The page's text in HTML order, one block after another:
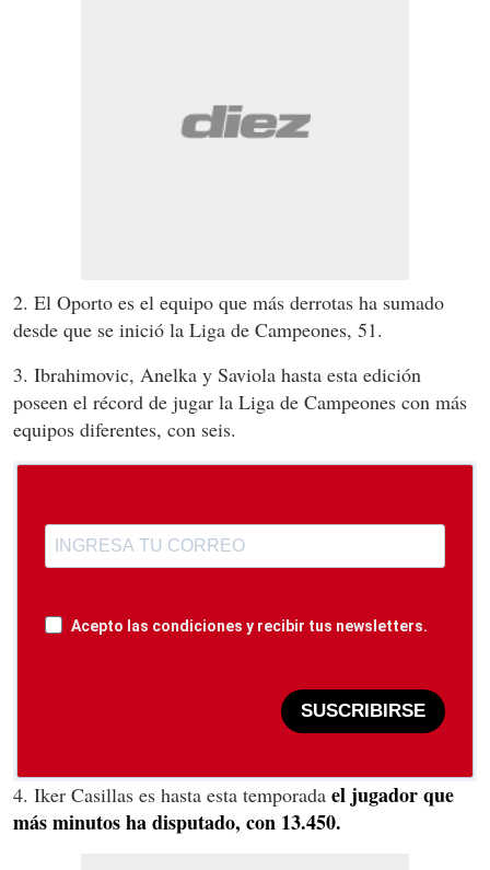
2. El Oporto es el equipo que más derrotas ha sumado
desde que se inició la Liga de Campeones, 51.
3. Ibrahimovic, Anelka y Saviola hasta esta edición
poseen el récord de jugar la Liga de Campeones con más
equipos diferentes, con seis.
Acepto las condiciones y recibir tus newsletters.
SUSCRIBIRSE
4. Iker Casillas es hasta esta temporada el jugador que
más minutos ha disputado, con 13.450.